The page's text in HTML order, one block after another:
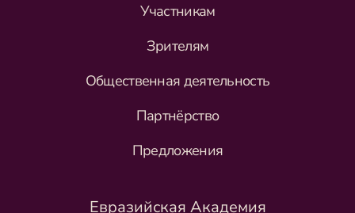
Участникам
Зрителям
Общественная деятельность
Партнёрство
Предложения
Евразийская Академия